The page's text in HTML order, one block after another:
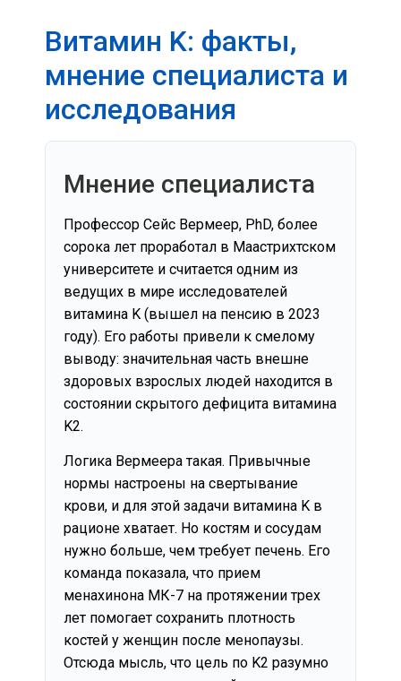
Витамин K: факты,
мнение специалиста и
исследования
Мнение специалиста
Профессор Сейс Вермеер, PhD, более
сорока лет проработал в Маастрихтском
университете и считается одним из
ведущих в мире исследователей
витамина K (вышел на пенсию в 2023
году). Его работы привели к смелому
выводу: значительная часть внешне
здоровых взрослых людей находится в
состоянии скрытого дефицита витамина
K2.
Логика Вермеера такая. Привычные
нормы настроены на свертывание
крови, и для этой задачи витамина K в
рационе хватает. Но костям и сосудам
нужно больше, чем требует печень. Его
команда показала, что прием
менахинона МК-7 на протяжении трех
лет помогает сохранить плотность
костей у женщин после менопаузы.
Отсюда мысль, что цель по K2 разумно